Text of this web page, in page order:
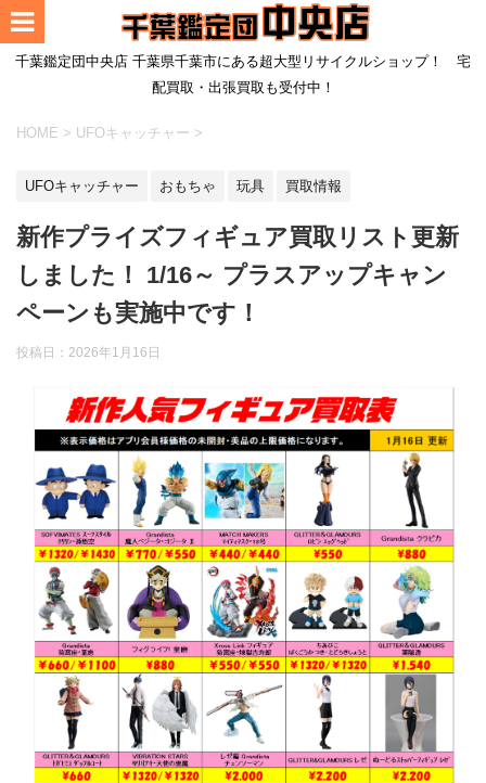
千葉鑑定団中央店 千葉県千葉市にある超大型リサイクルショップ！ 宅
配買取・出張買取も受付中！
HOME > UFOキャッチャー >
UFOキャッチャー おもちゃ 玩具 買取情報
新作プライズフィギュア買取リスト更新
しました！ 1/16～ プラスアップキャン
ペーンも実施中です！
投稿日： 2026年1月16日